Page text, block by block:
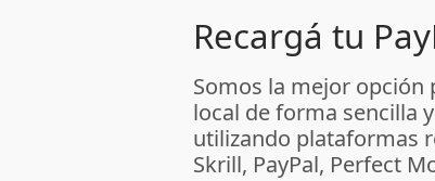
Recargá tu
Somos la mejor opción
local de forma sencilla
utilizando plataformas
Skrill, PayPal, Perfect